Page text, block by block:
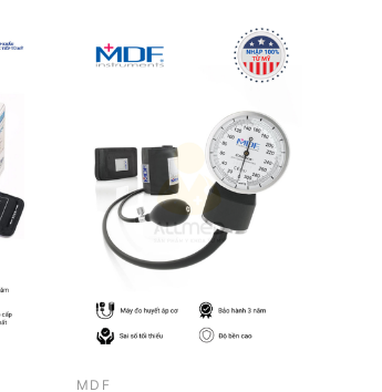
MDF